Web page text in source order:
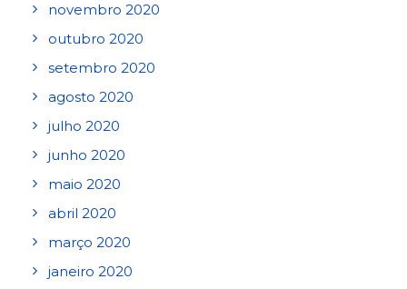
novembro 2020
outubro 2020
setembro 2020
agosto 2020
julho 2020
junho 2020
maio 2020
abril 2020
março 2020
janeiro 2020